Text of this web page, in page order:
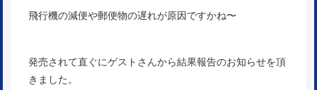
飛行機の減便や郵便物の遅れが原因ですかね〜
発売されて直ぐにゲストさんから結果報告のお知らせを頂
きました。